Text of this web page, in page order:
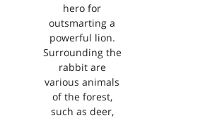
hero for
outsmarting a
powerful lion.
Surrounding the
rabbit are
various animals
of the forest,
such as deer,